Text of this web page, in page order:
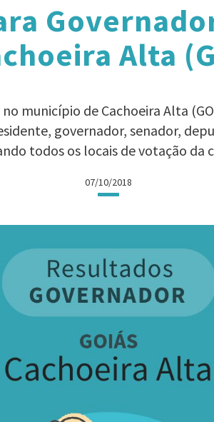
Alta
município de Cachoeira Alta
governador, senador,
todos os locais de votação da
07/10/2018